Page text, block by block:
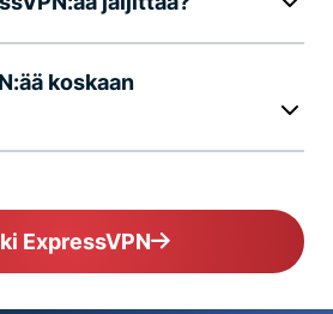
koskaan
ExpressVPN